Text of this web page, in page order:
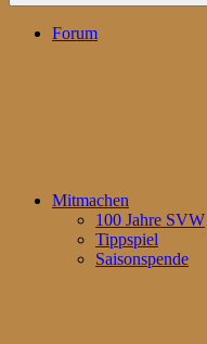
Forum
Mitmachen
100 Jahre SVW
Tippspiel
Saisonspende